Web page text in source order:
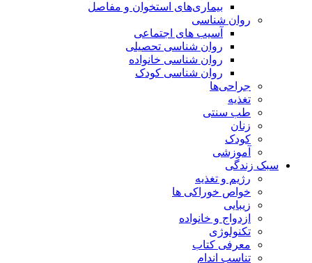
بیماری‌های استخوان و مفاصل
روان شناسی
آسیب های اجتماعی
روان شناسی تحصیلی
روان شناسی خانواده
روان شناسی کودک
جراحی‌ها
تغذیه
طب سنتی
زنان
کودک
آموزشی
سبک زندگی
رژیم و تغذیه
خواص خوراکی ها
زیبایی
ازدواج و خانواده
تکنولوژی
معرفی کتاب
تناسب اندام